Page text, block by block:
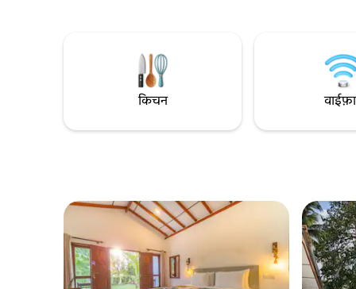
मीटर का पूल, रसीला बगीचा और ऑन - साइट
रेस्टोरेंट और बार शामिल हैं।
किचन